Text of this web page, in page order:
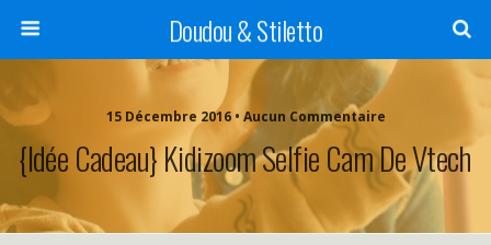
Doudou & Stiletto
15 Décembre 2016 • Aucun Commentaire
{Idée Cadeau} Kidizoom Selfie Cam De Vtech